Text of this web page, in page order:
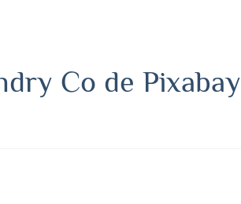
Co de Pixabay